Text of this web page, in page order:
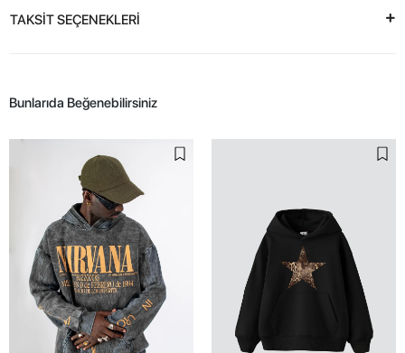
TAKSİT SEÇENEKLERİ
Bunlarıda Beğenebilirsiniz